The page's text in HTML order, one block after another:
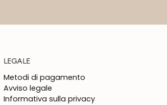
LEGALE
Metodi di pagamento
Avviso legale
Informativa sulla privacy